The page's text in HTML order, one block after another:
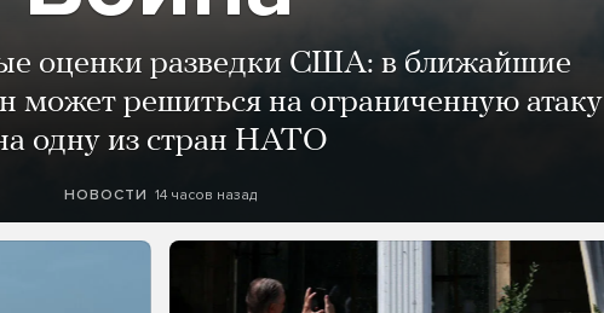
оценки разведки США: в ближайшие
может решиться на ограниченную атаку
одну из стран НАТО
НОВОСТИ 14 часов назад